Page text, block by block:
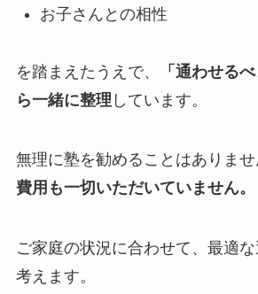
お子さんとの相性
を踏まえたうえで、
「通わせる
ら一緒に整理 しています。
無理に塾を勧めることはありませ
費用も一切いただいていません。
ご家庭の状況に合わせて、最適
考えます。